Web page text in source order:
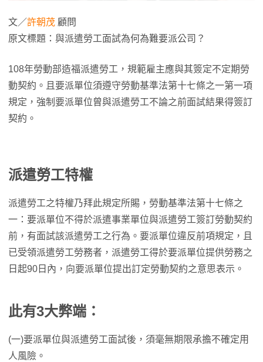
文／許朝茂 顧問
原文標題：與派遣勞工面試為何為難要派公司？
108年勞動部造福派遣勞工，規範雇主應與其簽定不定期勞
動契約。且要派單位須遵守勞動基準法第十七條之一第一項
規定，強制要派單位曾與派遣勞工不論之前面試結果得簽訂
契約。
派遣勞工特權
派遣勞工之特權乃拜此規定所賜，勞動基準法第十七條之
一：要派單位不得於派遣事業單位與派遣勞工簽訂勞動契約
前，有面試該派遣勞工之行為。要派單位違反前項規定，且
已受領派遣勞工勞務者，派遣勞工得於要派單位提供勞務之
日起90日內，向要派單位提出訂定勞動契約之意思表示。
此有3大弊端：
(一)要派單位與派遣勞工面試後，須毫無期限承擔不確定用
人風險。